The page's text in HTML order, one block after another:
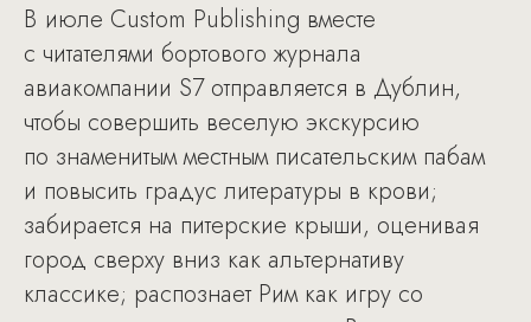
В июле Custom Publishing вместе
с читателями бортового журнала
авиакомпании S7 отправляется в Дублин,
чтобы совершить веселую экскурсию
по знаменитым местным писательским пабам
и повысить градус литературы в крови;
забирается на питерские крыши, оценивая
город сверху вниз как альтернативу
классике; распознает Рим как игру со